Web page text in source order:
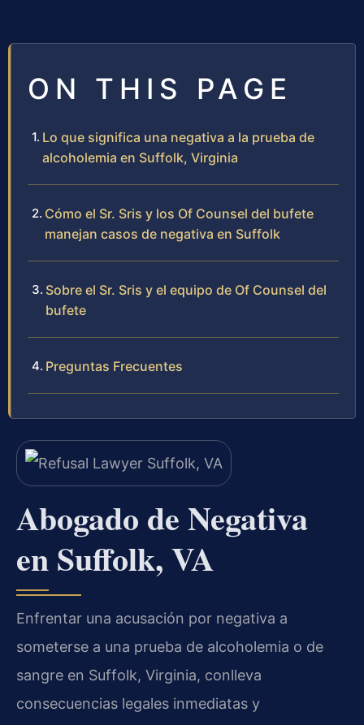
ON THIS PAGE
Lo que significa una negativa a la prueba de
alcoholemia en Suffolk, Virginia
Cómo el Sr. Sris y los Of Counsel del bufete
manejan casos de negativa en Suffolk
Sobre el Sr. Sris y el equipo de Of Counsel del
bufete
Preguntas Frecuentes
Abogado de Negativa
en Suffolk, VA
Enfrentar una acusación por negativa a
someterse a una prueba de alcoholemia o de
sangre en Suffolk, Virginia, conlleva
consecuencias legales inmediatas y